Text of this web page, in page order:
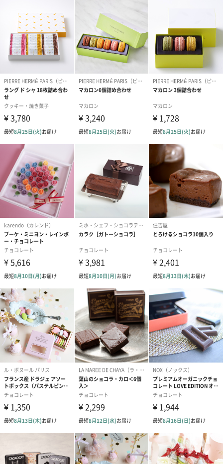
現在、国際的なプロ菓子職人協会「ルレ・デセール」の副会長と
しても活躍している。
そして2016年、《世界のベストレストラン 55アカデミー》より
【ピエール・エルメ・パリ】は高名なコルベール委員会に所属
し、パリ、ストラスブール、ニース、ロンドン、ドバイ、ドー
ハ、東京、横浜、大阪、神戸、京都、香港、ソウル、バンコク、
およびマカオなどに事業展開している。
※季節によりフレーバーとパッケージが変更となる場合が
ございます。
商品詳細情報
内容
アンフィニマン ヴァニーユ、ショコラ オ マカロン ク
ロエ、モガドール、オマージュ、アンフィニマン ショ
コラ オ レ、アラベラ、マカッサル、イスパハン、フル
ール ド プルニエ イスパハン、バルタザー、ドルツェ
ッツァ、 ショコラ オ レ エ テ マッチャ、アンフィニマ
ン アシエンダ エレオノール、アンフィニマン プラリ
ネ マイス 各1
※季節により詰合わせ内容が変更になる場合がござい
ます
幅・奥行き・
高さ
168・176・37(mm)
賞味期限
発送日より約30日間
原産国
フランス
アレルゲン
乳・卵
※詰合わせ内容により変動いたします
配送について
クール便（冷蔵）でお届けいたします